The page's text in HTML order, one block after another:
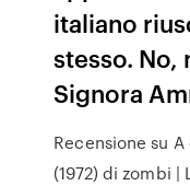
italiano
stesso. No,
Signora
Recensione su
(1972) di zombi